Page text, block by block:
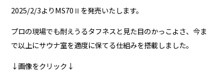
2025/2/3よりMS70Ⅱを発売いたします。
プロの現場でも耐えうるタフネスと見た目のかっこよさ、今ま
で以上にサウナ室を適度に保てる仕組みを搭載しました。
↓画像をクリック↓